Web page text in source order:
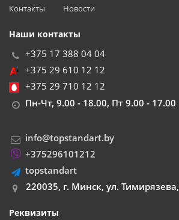
Контакты
Новости
Наши контакты
+375 17 388 04 04
+375 29 610 12 12
+375 29 710 12 12
Пн-Чт, 9.00 - 18.00, Пт 9.00 - 17.00
info@topstandart.by
+375296101212
topstandart
220035, г. Минск, ул.
Реквизиты